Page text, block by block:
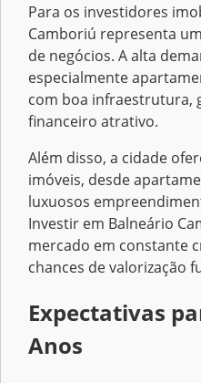
Para os investidores
Camboriú representa
de negócios. A alta
especialmente
com boa infraestrutura,
financeiro atrativo.
Além disso, a cidade
imóveis, desde
luxuosos
Investir em Balneário
mercado em constante
chances de valorização
Expectativas
Anos